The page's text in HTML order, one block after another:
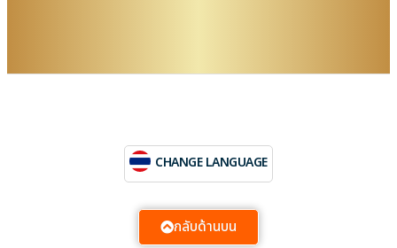
CHANGE LANGUAGE
กลับด้านบน